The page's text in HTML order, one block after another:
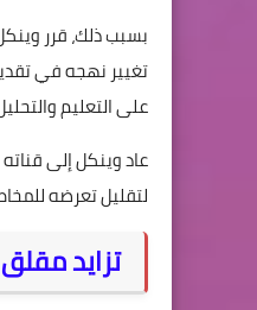
تغيير نهجه في
على التعليم
عاد وينكل إلى
لتقليل تعرضه
تزايد